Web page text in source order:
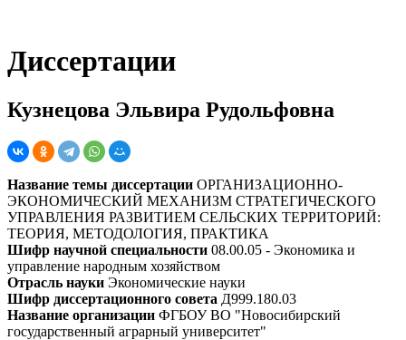
Диссертации
Кузнецова Эльвира Рудольфовна
Название темы диссертации ОРГАНИЗАЦИОННО-
ЭКОНОМИЧЕСКИЙ МЕХАНИЗМ СТРАТЕГИЧЕСКОГО
УПРАВЛЕНИЯ РАЗВИТИЕМ СЕЛЬСКИХ ТЕРРИТОРИЙ:
ТЕОРИЯ, МЕТОДОЛОГИЯ, ПРАКТИКА
Шифр научной специальности 08.00.05 - Экономика и
управление народным хозяйством
Отрасль науки Экономические науки
Шифр диссертационного совета Д999.180.03
Название организации ФГБОУ ВО "Новосибирский
государственный аграрный университет"